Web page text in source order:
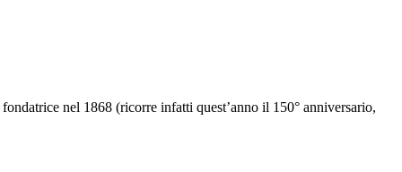
nel 1868 (ricorre infatti quest’anno il 150° anniversario,